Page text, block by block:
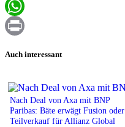
Email
WhatsApp
Auch interessant
Nach Deal von Axa mit BNP
Paribas: Bäte erwägt Fusion oder
Teilverkauf für Allianz Global